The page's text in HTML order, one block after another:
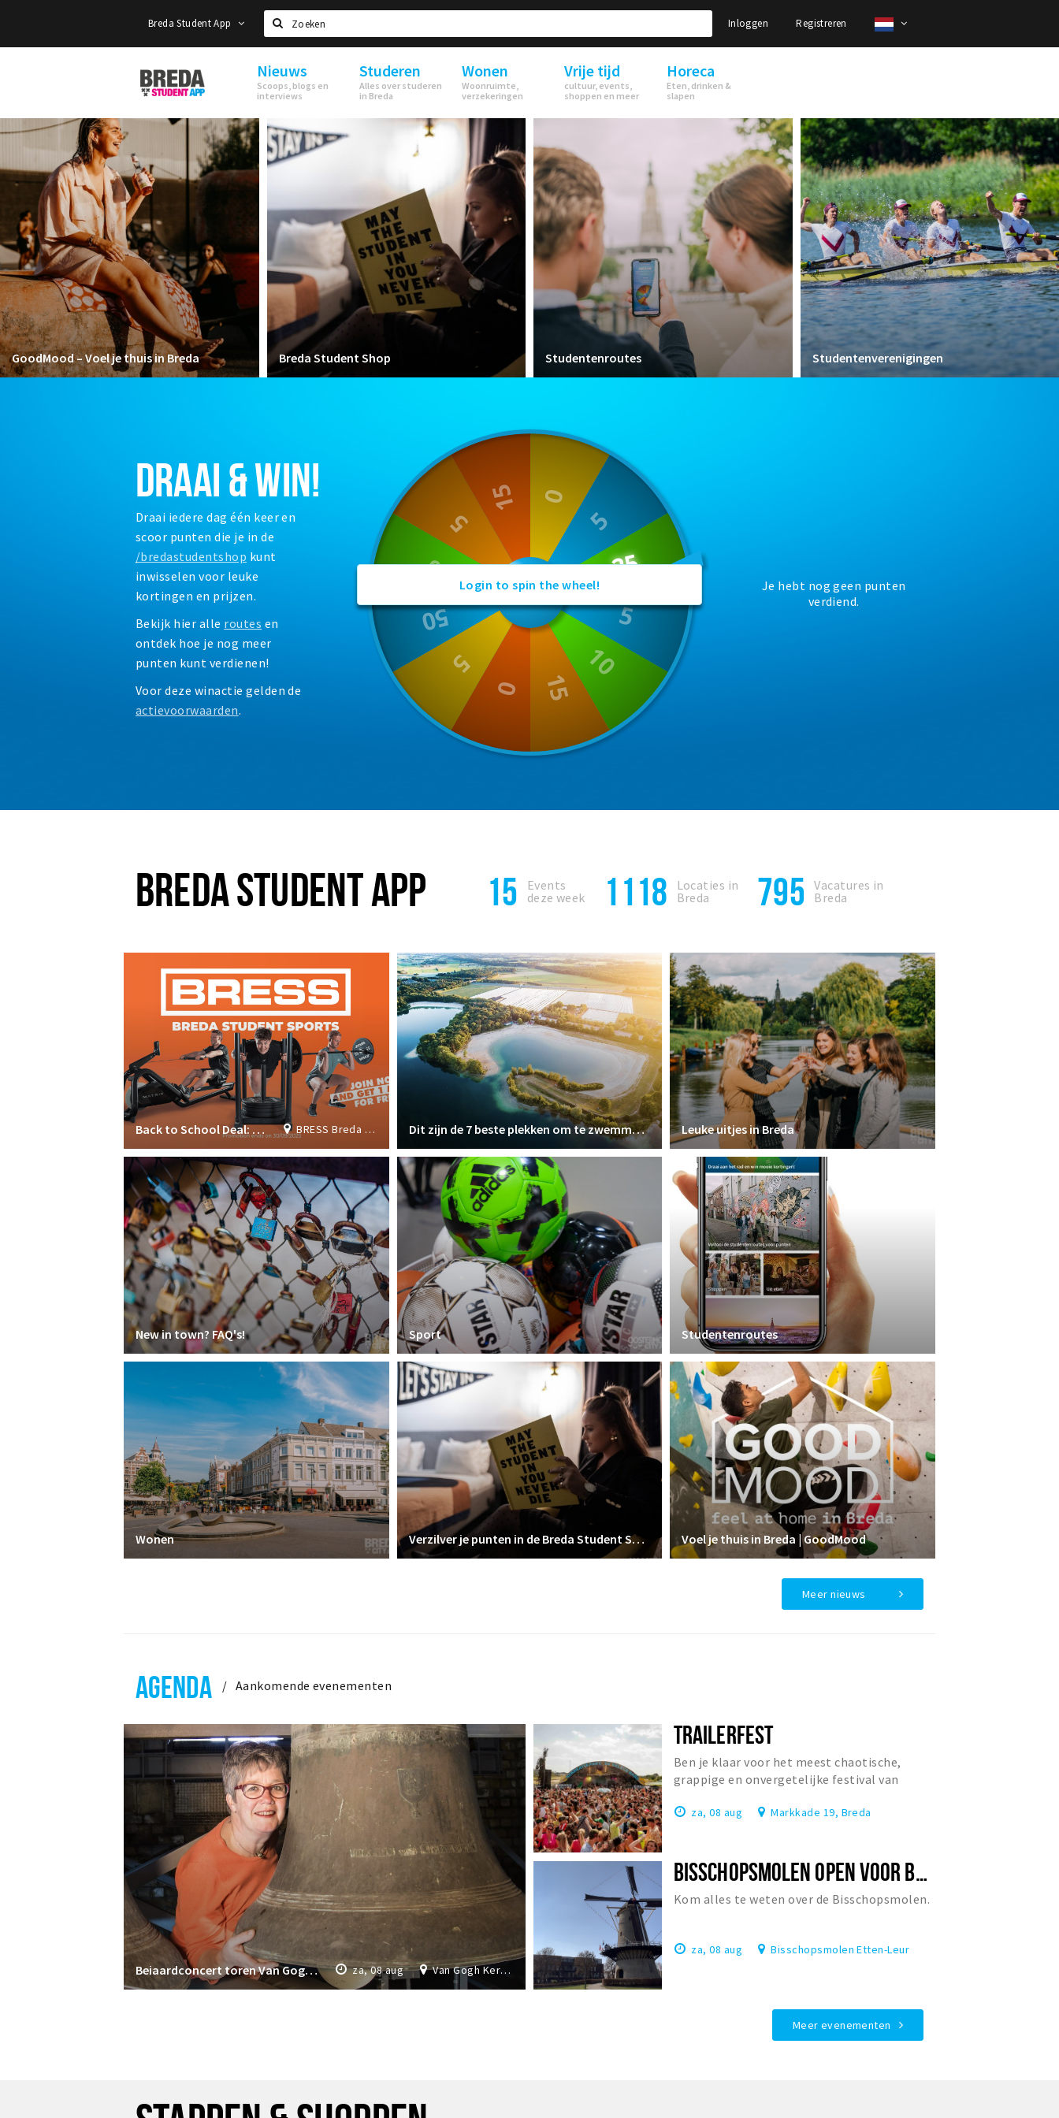
Breda Student App
Zoeken
Inloggen Registreren
Breda
Student
Nieuws
Scoops, blogs en
interviews
Studeren
Alles over studeren
in Breda
Wonen
Woonruimte,
verzekeringen
Vrije tijd
cultuur, events,
shoppen en meer
Horeca
Eten, drinken &
slapen
GoodMood – Voel je thuis in Breda Breda Student Shop Studentenroutes Studentenverenigingen
DRAAI & WIN!
Draai iedere dag één keer en
scoor punten die je in de
/bredastudentshop kunt
inwisselen voor leuke
kortingen en prijzen.
Bekijk hier alle routes en
ontdek hoe je nog meer
punten kunt verdienen!
Voor deze winactie gelden de
actievoorwaarden.
Login to spin the wheel!
Je hebt nog geen punten
verdiend.
BREDA STUDENT APP 15
Events
deze week
1118
Locaties in
Breda
795
Vacatures in
Breda
BRESS Breda Student Sports
Back to School Deal: Join now & get 1 month FREE! Dit zijn de 7 beste plekken om te zwemmen in Breda Leuke uitjes in Breda
New in town? FAQ's! Sport Studentenroutes
Wonen Verzilver je punten in de Breda Student Shop Voel je thuis in Breda | GoodMood
Meer nieuws
AGENDA Aankomende evenementen
Van Gogh Kerk Etten-Leur
za, 08 aug
Beiaardconcert toren Van Gogh Kerk
TRAILERFEST
Ben je klaar voor het meest chaotische,
grappige en onvergetelijke festival van
za, 08 aug Markkade 19, Breda
Kom alles te weten over de Bisschopsmolen.
za, 08 aug Bisschopsmolen Etten-Leur
Meer evenementen